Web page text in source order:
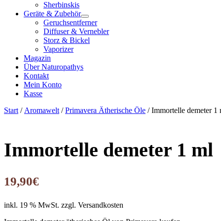
Sherbinskis
Geräte & Zubehör
Geruchsentferner
Diffuser & Vernebler
Storz & Bickel
Vaporizer
Magazin
Über Naturopathys
Kontakt
Mein Konto
Kasse
Start / Aromawelt /Primavera Ätherische Öle / Immortelle demeter 1
Immortelle demeter 1 ml
19,90€
inkl. 19 % MwSt. zzgl. Versandkosten